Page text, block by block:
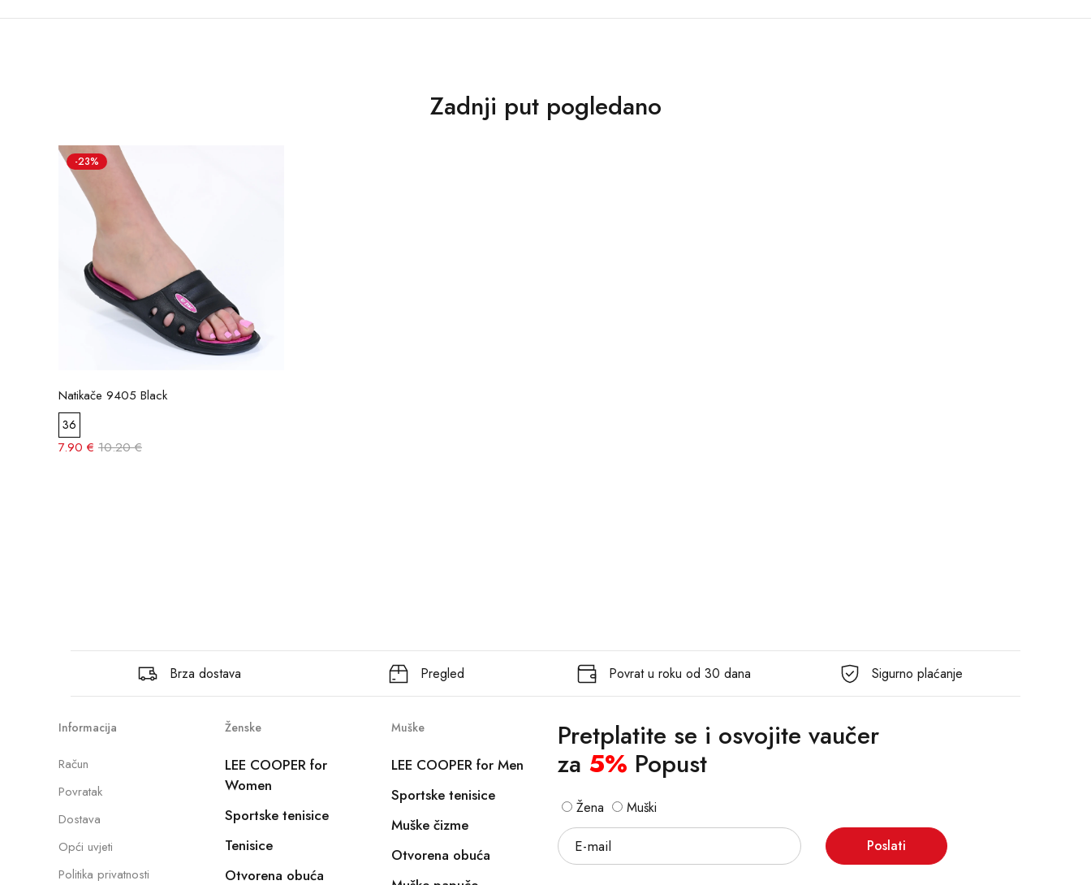
Zadnji put pogledano
-23%
Natikače 9405 Black
36
7.90 € 10.20 €
Brza dostava Pregled Povrat u roku od 30 dana Sigurno plaćanje
Informacija
Račun
Povratak
Dostava
Opći uvjeti
Politika privatnosti
Ženske
LEE COOPER for
Women
Sportske tenisice
Tenisice
Otvorena obuća
Muške
LEE COOPER for Men
Sportske tenisice
Muške čizme
Otvorena obuća
Pretplatite se i osvojite vaučer
za 5% Popust
Žena Muški
Poslati